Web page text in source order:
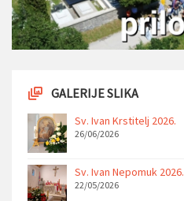
GALERIJE SLIKA
Sv. Ivan Krstitelj 2026.
26/06/2026
Sv. Ivan Nepomuk 2026.
22/05/2026